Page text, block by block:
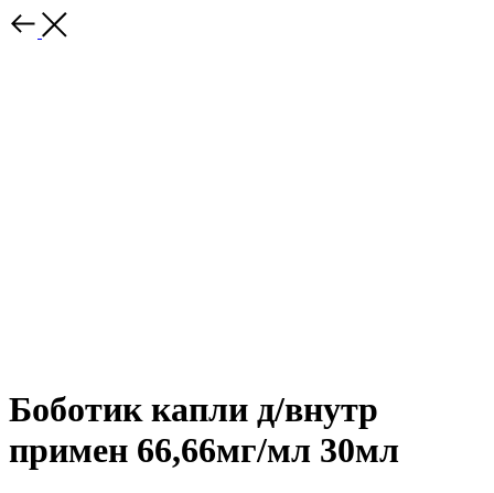
Боботик капли д/внутр
примен 66,66мг/мл 30мл